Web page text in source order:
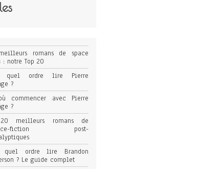
romans de space
: notre Top 20
quel ordre lire Pierre
?
commencer avec Pierre
?
meilleurs romans de
fiction post-
quel ordre lire Brandon
? Le guide complet